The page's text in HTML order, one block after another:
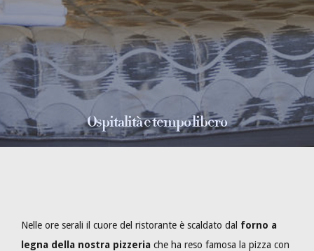
Ospitalità e tempo libero
Nelle ore serali il cuore del ristorante è scaldato dal forno a
legna della nostra pizzeria che ha reso famosa la pizza con